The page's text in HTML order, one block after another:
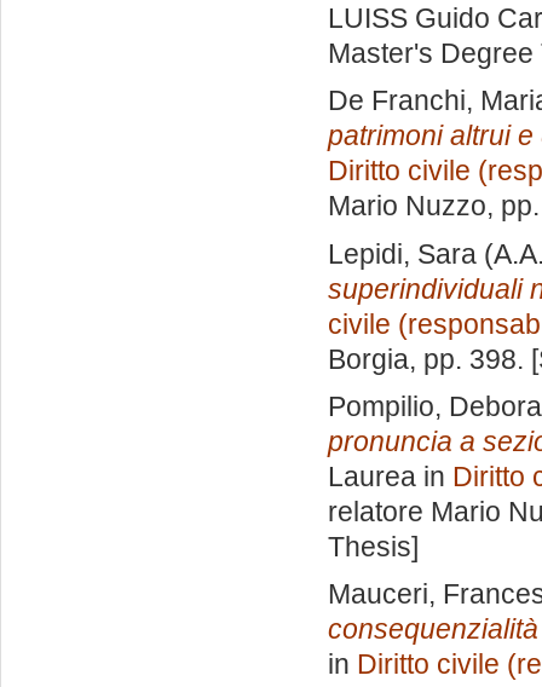
LUISS Guido
Master's Degree
De Franchi,
patrimoni altrui
Diritto civile
Mario Nuzzo,
Lepidi, Sara
superindividuali
civile
Borgia, pp. 398.
Pompilio, Debora
pronuncia a
Laurea in Diritto
relatore Mario
Thesis]
Mauceri,
in Diritto civile